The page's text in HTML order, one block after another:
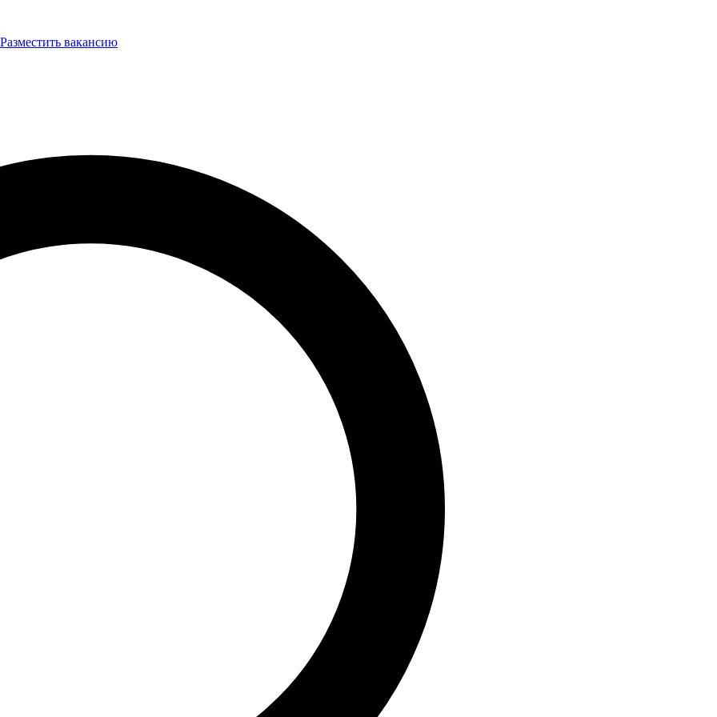
Разместить вакансию